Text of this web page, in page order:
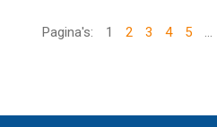
Pagina's: 1 2 3 4 5 ...